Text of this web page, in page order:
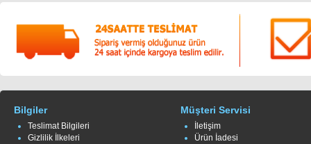
Bilgiler
Teslimat Bilgileri
Gizlilik İlkeleri
Müşteri Servisi
İletişim
Ürün İadesi